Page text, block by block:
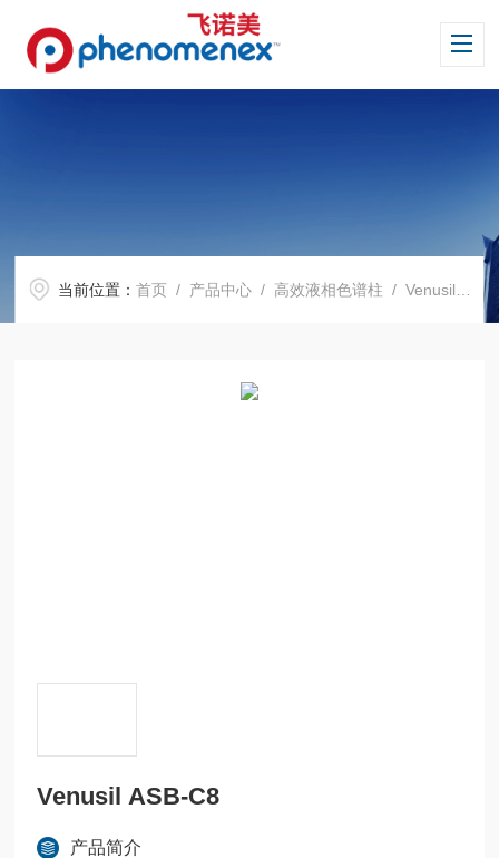
当前位置：首页 / 产品中心 / 高效液相色谱柱 /Venusil 系列色谱柱
Venusil ASB-C8
产品简介